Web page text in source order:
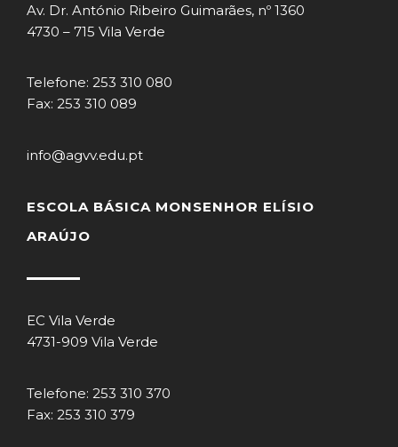
Av. Dr. António Ribeiro Guimarães, nº 1360
4730 – 715 Vila Verde
Telefone: 253 310 080
Fax: 253 310 089
info@agvv.edu.pt
ESCOLA BÁSICA MONSENHOR ELÍSIO
ARAÚJO
EC Vila Verde
4731-909 Vila Verde
Telefone: 253 310 370
Fax: 253 310 379